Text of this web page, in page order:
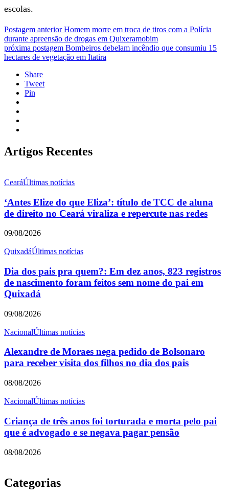
escolas.
Postagem anterior Homem morre em troca de tiros com a Polícia
durante apreensão de drogas em Quixeramobim
próxima postagem Bombeiros debelam incêndio que consumiu 15
hectares de vegetação em Itatira
Share
Tweet
Pin
Artigos Recentes
CearáÚltimas notícias
‘Antes Elize do que Eliza’: título de TCC de aluna
de direito no Ceará viraliza e repercute nas redes
09/08/2026
QuixadáÚltimas notícias
Dia dos pais pra quem?: Em dez anos, 823 registros
de nascimento foram feitos sem nome do pai em
Quixadá
09/08/2026
NacionalÚltimas notícias
Alexandre de Moraes nega pedido de Bolsonaro
para receber visita dos filhos no dia dos pais
08/08/2026
NacionalÚltimas notícias
Criança de três anos foi torturada e morta pelo pai
que é advogado e se negava pagar pensão
08/08/2026
Categorias